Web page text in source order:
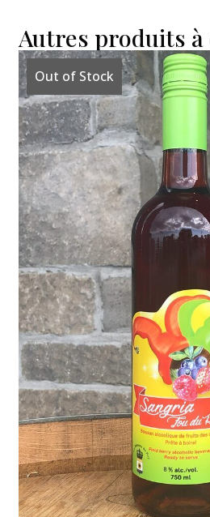
Autres produits
Out of Stock